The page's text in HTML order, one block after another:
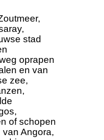
stad
oprapen
en van
zee,
of schopen
Angora,